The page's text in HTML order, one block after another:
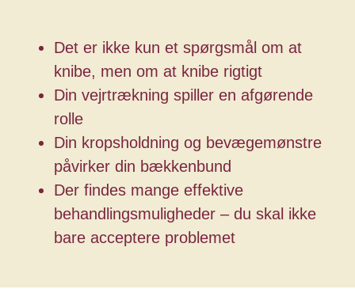
Det er ikke kun et spørgsmål om at
knibe, men om at knibe rigtigt
Din vejrtrækning spiller en afgørende
rolle
Din kropsholdning og bevægemønstre
påvirker din bækkenbund
Der findes mange effektive
behandlingsmuligheder – du skal ikke
bare acceptere problemet